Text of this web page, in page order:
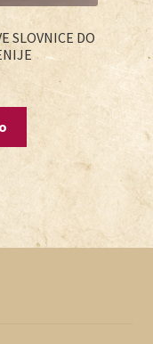
SLOVNICE DO